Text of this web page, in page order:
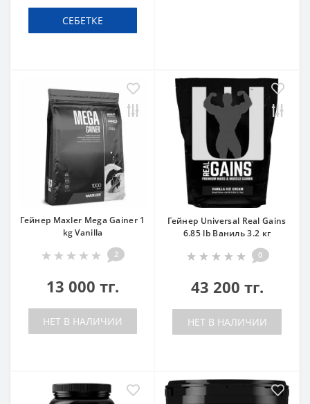
СЕБЕТКЕ
Гейнер Maxler Mega Gainer 1
kg Vanilla
2
13 000 тг.
НЕТ В НАЛИЧИИ
Гейнер Universal Real Gains
6.85 lb Ваниль 3.2 кг
0
43 200 тг.
НЕТ В НАЛИЧИИ